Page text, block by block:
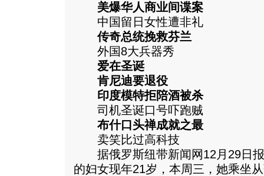
美爆华人商业间谍案
中国留日女性遭非礼
传奇总统挽救芬兰
外国8大兵器秀
爱在圣诞
肯尼迪要退役
印度模特拒陪酒被杀
司机圣诞口号吓跑贼
布什口头禅成就之最
卖笑比过高科技
据俄罗斯纽带新闻网12月29日报
的妇女现年21岁，本周三，她乘坐